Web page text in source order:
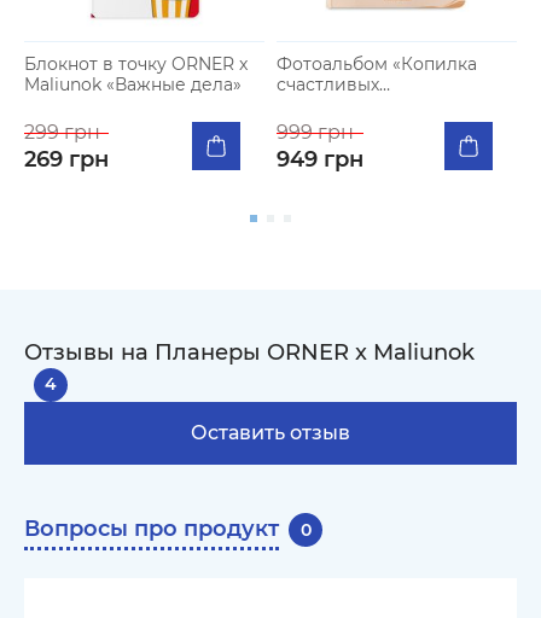
Блокнот в точку ORNER x
Maliunok «Важные дела»
299 грн
269 грн
Фотоальбом «Копилка
счастливых
999 грн
949 грн
Отзывы на Планеры ORNER x Maliunok
4
Оставить отзыв
Вопросы про продукт 0